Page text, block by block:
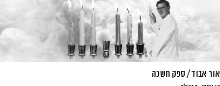
אור אבוד / ספק חשכה